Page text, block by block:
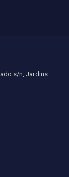
s/n, Jardins